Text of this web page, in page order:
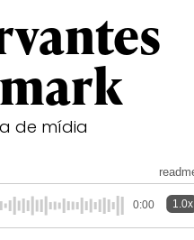
de mídia
0:00 1.0x